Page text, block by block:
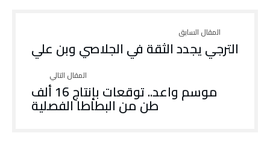
الترجي يجدد الثقة في الجلاصي وبن علي
موسم واعد.. توقعات بإنتاج 16 ألف
طن من البطاطا الفصلية